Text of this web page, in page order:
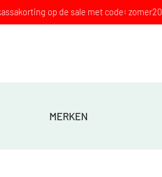
op de sale met code: zomer20
MERKEN